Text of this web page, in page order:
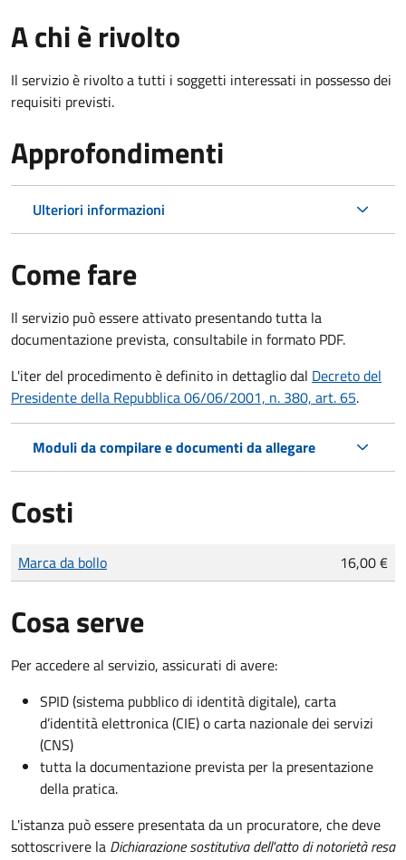
A chi è rivolto
Il servizio è rivolto a tutti i soggetti interessati in possesso dei
requisiti previsti.
Approfondimenti
Ulteriori informazioni
Come fare
Il servizio può essere attivato presentando tutta la
documentazione prevista, consultabile in formato PDF.
L'iter del procedimento è definito in dettaglio dal Decreto del
Presidente della Repubblica 06/06/2001, n. 380, art. 65.
Moduli da compilare e documenti da allegare
Costi
Tipo di pagamento
Importo
Marca da bollo 16,00 €
Cosa serve
Per accedere al servizio, assicurati di avere:
SPID (sistema pubblico di identità digitale), carta
d’identità elettronica (CIE) o carta nazionale dei servizi
(CNS)
tutta la documentazione prevista per la presentazione
della pratica.
L'istanza può essere presentata da un procuratore, che deve
sottoscrivere la Dichiarazione sostitutiva dell'atto di notorietà resa